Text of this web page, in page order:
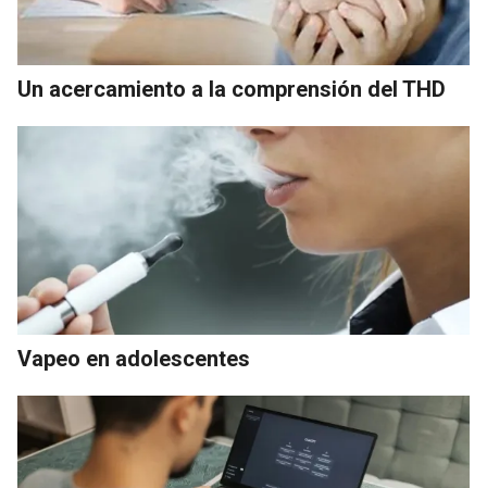
Un acercamiento a la comprensión del THD
Vapeo en adolescentes